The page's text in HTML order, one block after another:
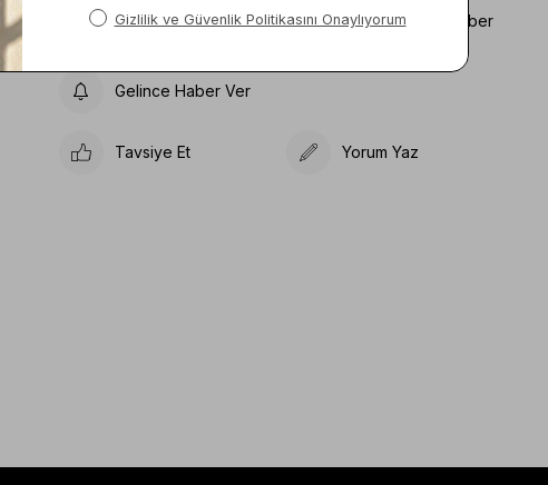
Karşılaştır
Fiyat Düşünce Haber
Gelince Haber Ver
Tavsiye Et Yorum Yaz